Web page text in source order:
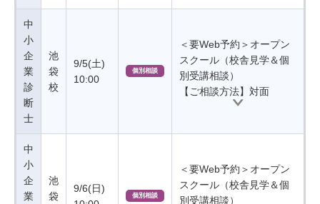
中
小
企
業
診
断
士
池
袋
校
9/5(土)
10:00
個別相談
＜要Web予約＞オープン
スクール（校舎見学＆個
別受講相談）
【ご相談方法】対面
中
小
企
業
池
袋
9/6(日)
個別相談
＜要Web予約＞オープン
スクール（校舎見学＆個
別受講相談）